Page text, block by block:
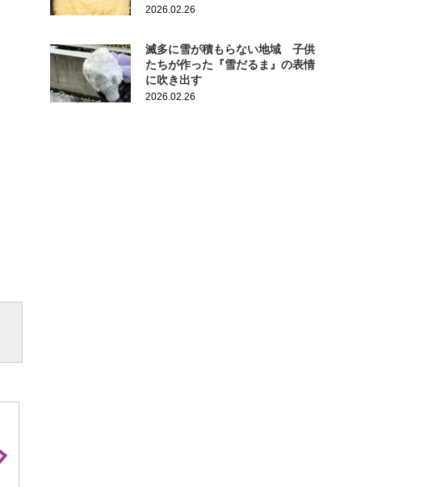
2026.02.26
滅多に雪が積もらない地域 子供
たちが作った『雪だるま』の表情
に吹き出す
2026.02.26